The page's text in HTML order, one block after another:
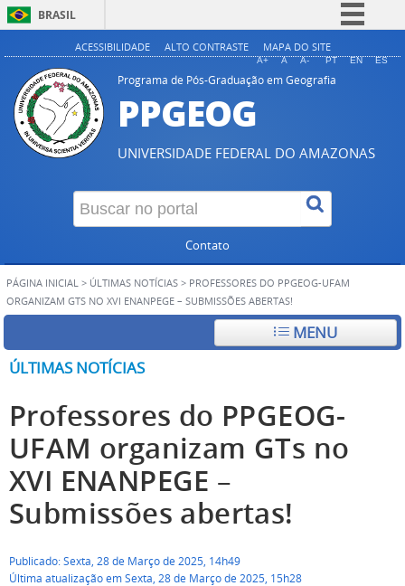
BRASIL
Simplifique!
Comunica BR
Acesso à informação
Legislação
Canais
ACESSIBILIDADE ALTO CONTRASTE MAPA DO SITE
A+ A A- PT EN ES
Programa de Pós-Graduação em Geografia
PPGEOG
UNIVERSIDADE FEDERAL DO AMAZONAS
Contato
PÁGINA INICIAL > ÚLTIMAS NOTÍCIAS > PROFESSORES DO PPGEOG-UFAM
ORGANIZAM GTS NO XVI ENANPEGE – SUBMISSÕES ABERTAS!
MENU
ÚLTIMAS NOTÍCIAS
Professores do PPGEOG-
UFAM organizam GTs no
XVI ENANPEGE –
Submissões abertas!
Publicado: Sexta, 28 de Março de 2025, 14h49
Última atualização em Sexta, 28 de Março de 2025, 15h28